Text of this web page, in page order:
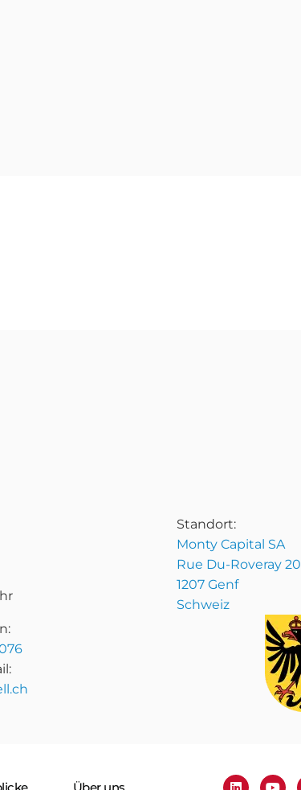
Standort:
Monty Capital SA
Rue Du-Roveray 20
1207 Genf
Schweiz